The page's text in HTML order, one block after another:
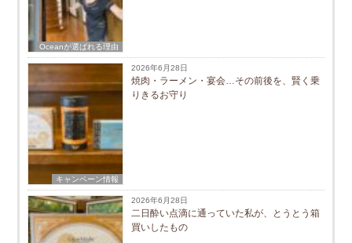
Oceanが選ばれる理由
キャンペーン情報
2026年6月28日
焼肉・ラーメン・宴会…その前後を、賢く乗
りきるお守り
2026年6月28日
二日酔い点滴に通っていた私が、とうとう箱
買いしたもの